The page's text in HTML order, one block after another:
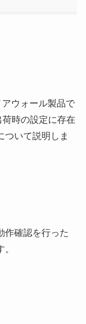
ウォール製品で
時の設定に存在
ついて説明しま
作確認を行った